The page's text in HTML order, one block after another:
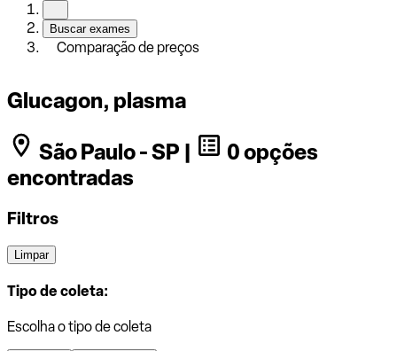
Buscar exames
Comparação de preços
Glucagon, plasma
São Paulo - SP |
0 opções
encontradas
Filtros
Limpar
Tipo de coleta:
Escolha o tipo de coleta